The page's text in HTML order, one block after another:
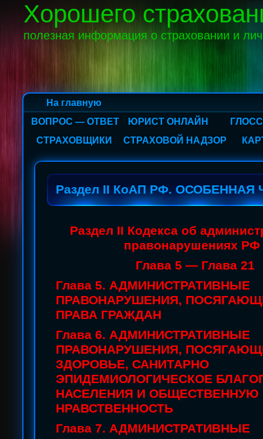
Хорошего
полезная информация о страховании и
На главную
ВОПРОС — ОТВЕТ
ЮРИСТ ОНЛАЙН
СТРАХОВЩИКИ
СТРАХОВОЙ НАДЗОР
Раздел II КоАП РФ. ОСОБЕННАЯ
Раздел II Кодекса об
правонарушениях
Глава 5 — Глава 21
Глава 5. АДМИНИСТРАТИВНЫЕ
ПРАВОНАРУШЕНИЯ,
ПРАВА ГРАЖДАН
Глава 6. АДМИНИСТРАТИВНЫЕ
ПРАВОНАРУШЕНИЯ,
ЗДОРОВЬЕ, САНИТАРНО
ЭПИДЕМИОЛОГИЧЕСКОЕ
НАСЕЛЕНИЯ И ОБЩЕСТВЕННУЮ
НРАВСТВЕННОСТЬ
Глава 7. АДМИНИСТРАТИВНЫЕ